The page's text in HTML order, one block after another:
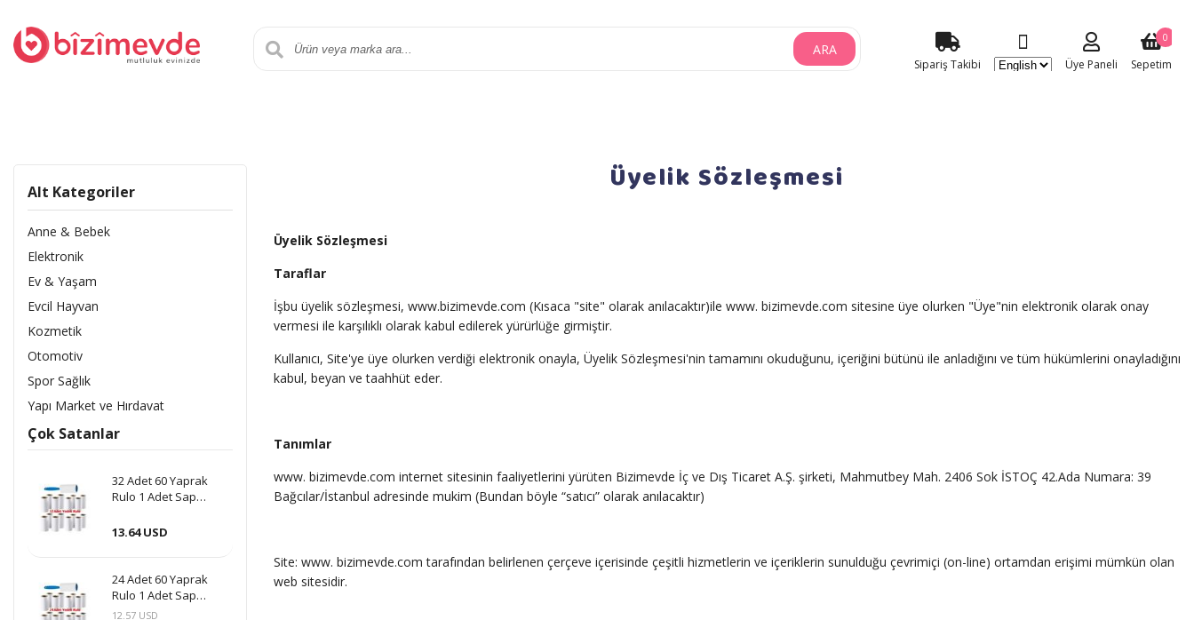
ARA
Sipariş Takibi Üye Paneli Sepetim
0
Alt Kategoriler
Anne & Bebek
Elektronik
Ev & Yaşam
Evcil Hayvan
Kozmetik
Otomotiv
Spor Sağlık
Yapı Market ve Hırdavat
Çok Satanlar
32 Adet 60 Yaprak
Rulo 1 Adet Sap
Tüy Alma Kedi Köpek
13.64 USD
24 Adet 60 Yaprak
Rulo 1 Adet Sap
Hediye Tüy Toplama
12.57 USD
Üyelik Sözleşmesi
Üyelik Sözleşmesi
Taraflar
İşbu üyelik sözleşmesi, www.bizimevde.com (Kısaca "site" olarak anılacaktır)ile www. bizimevde.com sitesine üye olurken "Üye"nin elektronik olarak onay
vermesi ile karşılıklı olarak kabul edilerek yürürlüğe girmiştir.
Kullanıcı, Site'ye üye olurken verdiği elektronik onayla, Üyelik Sözleşmesi'nin tamamını okuduğunu, içeriğini bütünü ile anladığını ve tüm hükümlerini onayladığını
kabul, beyan ve taahhüt eder.
Tanımlar
www. bizimevde.com internet sitesinin faaliyetlerini yürüten Bizimevde İç ve Dış Ticaret A.Ş. şirketi, Mahmutbey Mah. 2406 Sok İSTOÇ 42.Ada Numara: 39
Bağcılar/İstanbul adresinde mukim (Bundan böyle “satıcı” olarak anılacaktır)
Site: www. bizimevde.com tarafından belirlenen çerçeve içerisinde çeşitli hizmetlerin ve içeriklerin sunulduğu çevrimiçi (on-line) ortamdan erişimi mümkün olan
web sitesidir.